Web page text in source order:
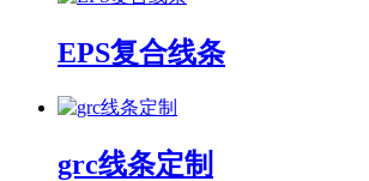
EPS复合线条
grc线条定制